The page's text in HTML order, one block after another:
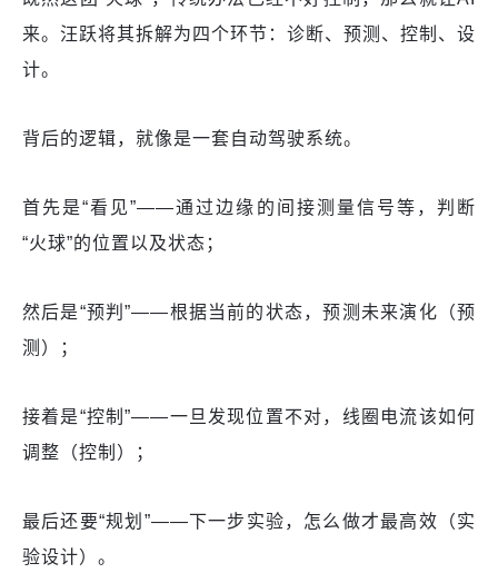
来。汪跃将其拆解为四个环节：诊断、预测、控制、设
计。
背后的逻辑，就像是一套自动驾驶系统。
首先是“看见”——通过边缘的间接测量信号等，判断
“火球”的位置以及状态；
然后是“预判”——根据当前的状态，预测未来演化（预
测）；
接着是“控制”——一旦发现位置不对，线圈电流该如何
调整（控制）；
最后还要“规划”——下一步实验，怎么做才最高效（实
验设计）。